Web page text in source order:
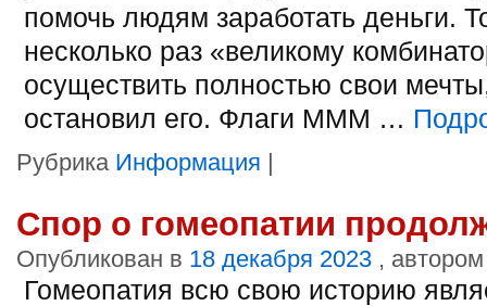
помочь людям заработать деньги.
несколько раз «великому
осуществить полностью свои
остановил его. Флаги МММ …
Рубрика Информация |
Спор о гомеопатии
Опубликован в 18 декабря 2023 , автором
Гомеопатия всю свою историю